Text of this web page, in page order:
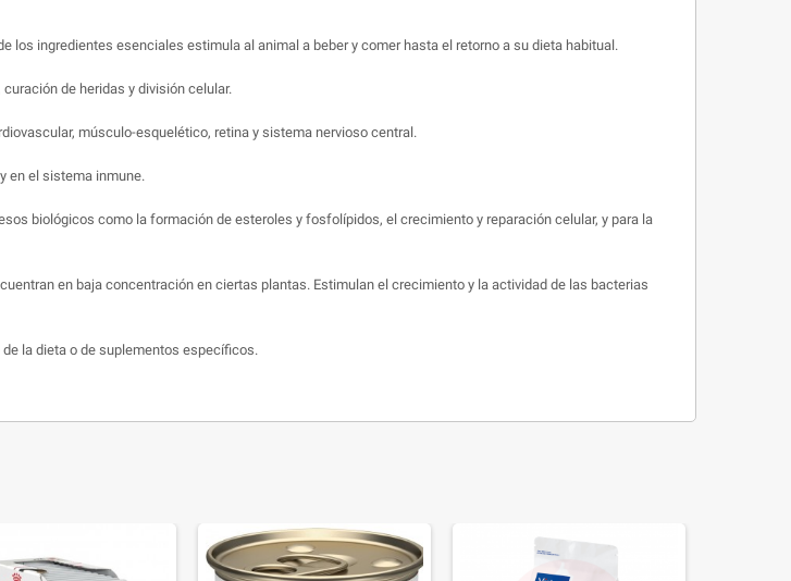
ingredientes esenciales estimula al animal a beber y comer hasta el retorno a su dieta habitual.
de heridas y división celular.
músculo-esquelético, retina y sistema nervioso central.
en el sistema inmune.
biológicos como la formación de esteroles y fosfolípidos, el crecimiento y reparación celular, y para la
en baja concentración en ciertas plantas. Estimulan el crecimiento y la actividad de las bacterias
la dieta o de suplementos específicos.